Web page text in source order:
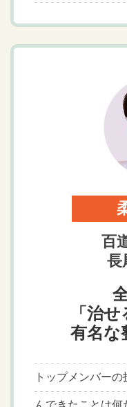
百
長
「治
有名な
トップメンバー
んできたことは